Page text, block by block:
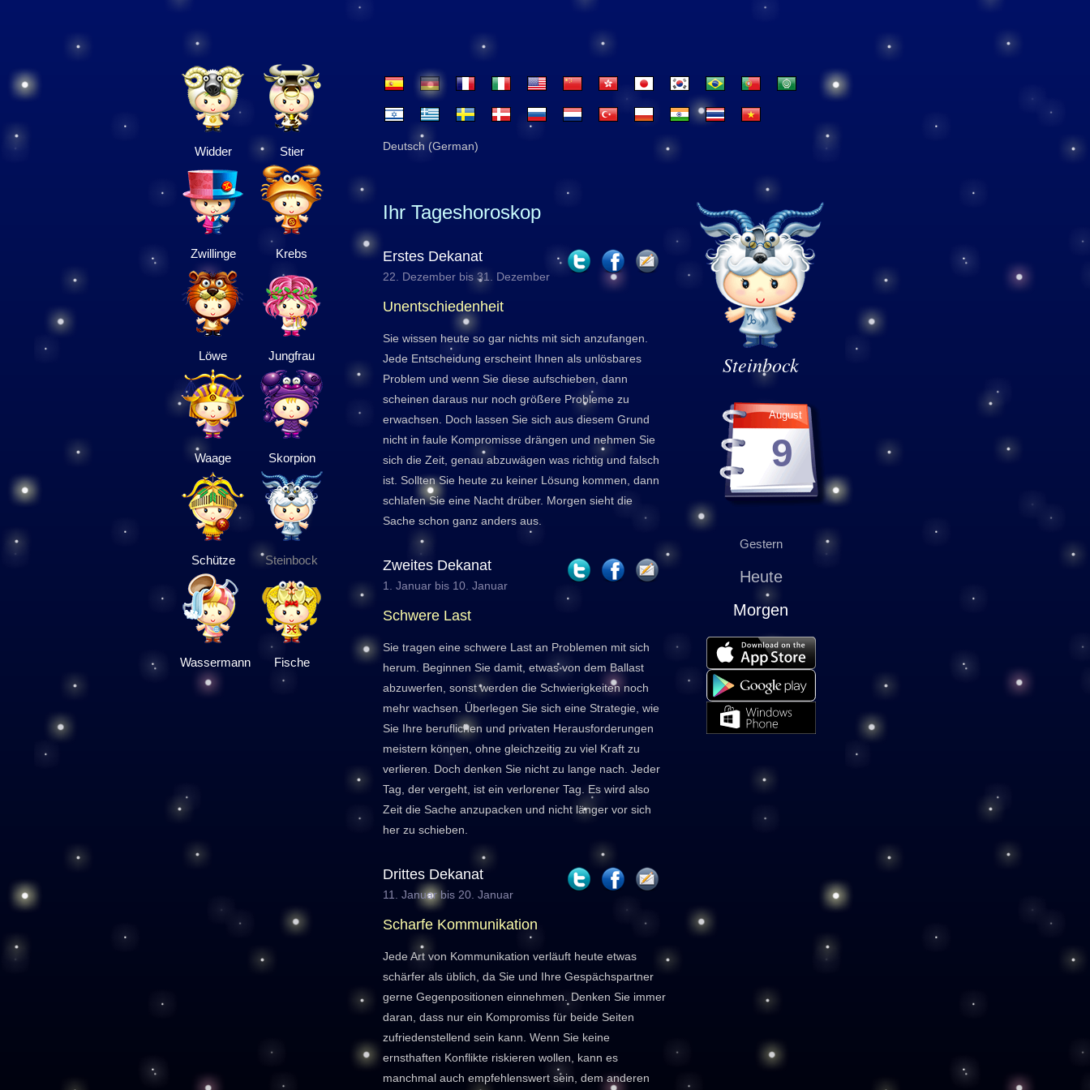
Widder Stier
Zwillinge Krebs
Löwe Jungfrau
Waage Skorpion
Schütze Steinbock
Wassermann Fische
Deutsch (German)
Steinbock
August
9
Gestern
Heute
Morgen
Ihr Tageshoroskop
Erstes Dekanat
22. Dezember bis 31. Dezember
Unentschiedenheit
Sie wissen heute so gar nichts mit sich anzufangen.
Jede Entscheidung erscheint Ihnen als unlösbares
Problem und wenn Sie diese aufschieben, dann
scheinen daraus nur noch größere Probleme zu
erwachsen. Doch lassen Sie sich aus diesem Grund
nicht in faule Kompromisse drängen und nehmen Sie
sich die Zeit, genau abzuwägen was richtig und falsch
ist. Sollten Sie heute zu keiner Lösung kommen, dann
schlafen Sie eine Nacht drüber. Morgen sieht die
Sache schon ganz anders aus.
Zweites Dekanat
1. Januar bis 10. Januar
Schwere Last
Sie tragen eine schwere Last an Problemen mit sich
herum. Beginnen Sie damit, etwas von dem Ballast
abzuwerfen, sonst werden die Schwierigkeiten noch
mehr wachsen. Überlegen Sie sich eine Strategie, wie
Sie Ihre beruflichen und privaten Herausforderungen
meistern können, ohne gleichzeitig zu viel Kraft zu
verlieren. Doch denken Sie nicht zu lange nach. Jeder
Tag, der vergeht, ist ein verlorener Tag. Es wird also
Zeit die Sache anzupacken und nicht länger vor sich
her zu schieben.
Drittes Dekanat
11. Januar bis 20. Januar
Scharfe Kommunikation
Jede Art von Kommunikation verläuft heute etwas
schärfer als üblich, da Sie und Ihre Gespächspartner
gerne Gegenpositionen einnehmen. Denken Sie immer
daran, dass nur ein Kompromiss für beide Seiten
zufriedenstellend sein kann. Wenn Sie keine
ernsthaften Konflikte riskieren wollen, kann es
manchmal auch empfehlenswert sein, dem anderen